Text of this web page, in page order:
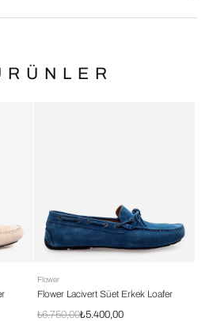
Flower
Flower Lacivert Süet Erkek Loafer
₺5.400,00
₺6.750,00